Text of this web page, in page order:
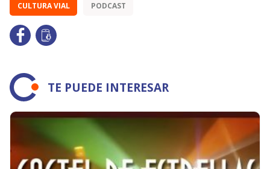
CULTURA VIAL PODCAST
TE PUEDE INTERESAR